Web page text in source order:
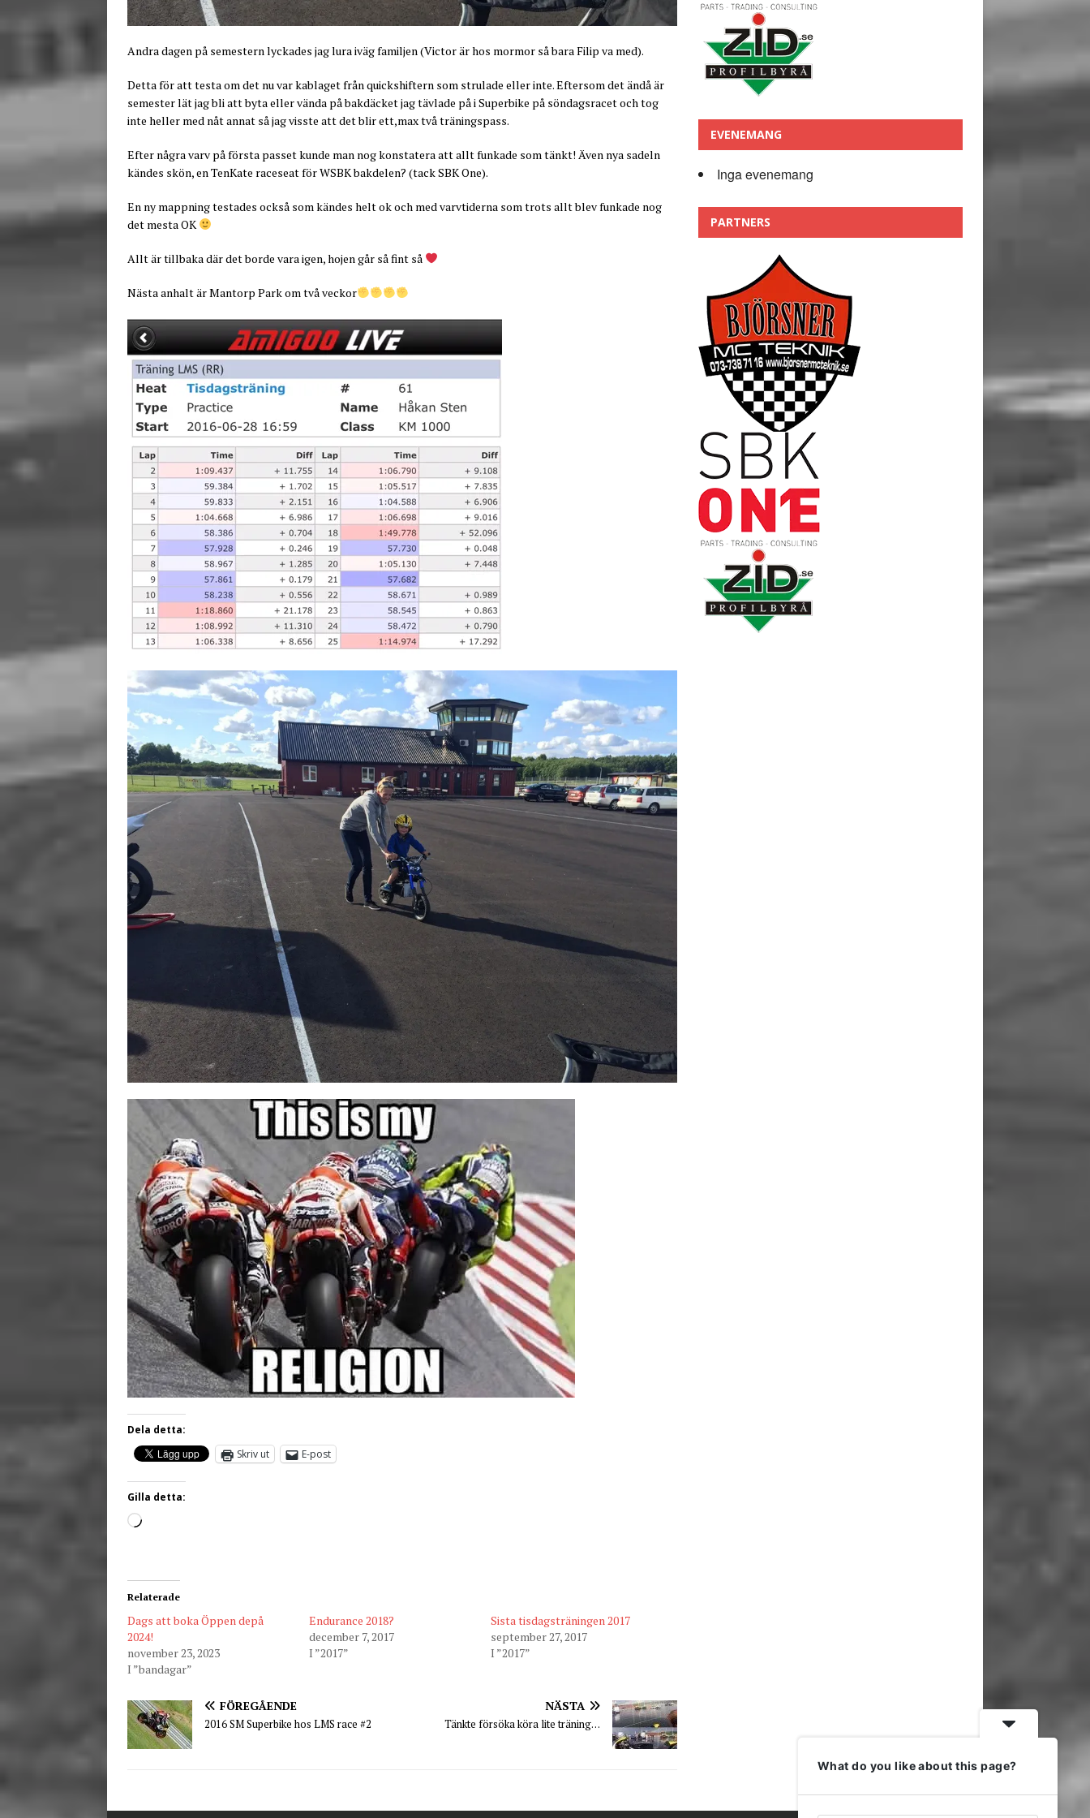
Andra dagen på semestern lyckades jag lura iväg familjen (Victor är hos mormor så bara Filip va med).
Detta för att testa om det nu var kablaget från quickshiftern som strulade eller inte. Eftersom det ändå är
semester lät jag bli att byta eller vända på bakdäcket jag tävlade på i Superbike på söndagsracet och tog
inte heller med nåt annat så jag visste att det blir ett,max två träningspass.
Efter några varv på första passet kunde man nog konstatera att allt funkade som tänkt! Även nya sadeln
kändes skön, en TenKate raceseat för WSBK bakdelen? (tack SBK One).
En ny mappning testades också som kändes helt ok och med varvtiderna som trots allt blev funkade nog
det mesta OK
Allt är tillbaka där det borde vara igen, hojen går så fint så
Nästa anhalt är Mantorp Park om två veckor
Dela detta:
Skriv ut
E-post
Gilla detta:
Relaterade
Dags att boka Öppen depå
2024!
november 23, 2023
I ”bandagar”
Endurance 2018?
december 7, 2017
I ”2017”
Sista tisdagsträningen 2017
september 27, 2017
I ”2017”
FÖREGÅENDE
2016 SM Superbike hos LMS race #2
NÄSTA
Tänkte försöka köra lite träning…
EVENEMANG
Inga evenemang
PARTNERS
What do you like about this page?